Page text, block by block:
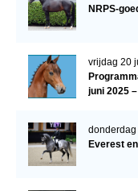
NRPS-
vrijdag 20
juni 2025
donderdag
Everest